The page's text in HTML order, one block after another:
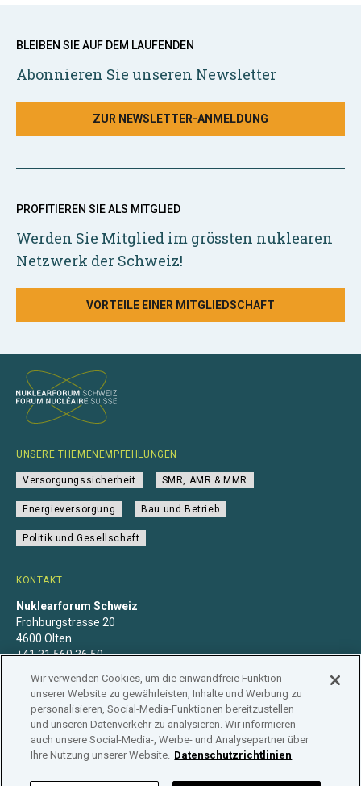
BLEIBEN SIE AUF DEM LAUFENDEN
Abonnieren Sie unseren Newsletter
ZUR NEWSLETTER-ANMELDUNG
PROFITIEREN SIE ALS MITGLIED
Werden Sie Mitglied im grössten nuklearen
Netzwerk der Schweiz!
VORTEILE EINER MITGLIEDSCHAFT
KONTAKT
Nuklearforum Schweiz
Frohburgstrasse 20
4600 Olten
+41 31 560 36 50
UNSERE THEMENEMPFEHLUNGEN
Versorgungssicherheit SMR, AMR & MMR
Energieversorgung Bau und Betrieb
Politik und Gesellschaft
Datenschutzerklärung Impressum Mitgliedschaft
Branchenregister
Wir verwenden Cookies, um die einwandfreie Funktion
unserer Website zu gewährleisten, Inhalte und Werbung zu
personalisieren, Social-Media-Funktionen bereitzustellen
und unseren Datenverkehr zu analysieren. Wir informieren
auch unsere Social-Media-, Werbe- und Analysepartner über
Ihre Nutzung unserer Website. Datenschutzrichtlinien